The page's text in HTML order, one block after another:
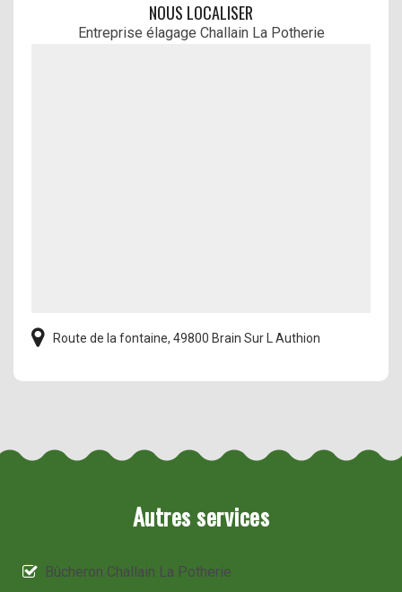
NOUS LOCALISER
Entreprise élagage Challain La Potherie
Route de la fontaine, 49800 Brain Sur L Authion
Autres services
Bûcheron Challain La Potherie